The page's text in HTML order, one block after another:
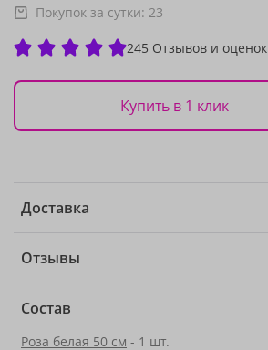
Покупок за сутки: 23
245 Отзывов и оценок
Купить в 1 клик
Доставка
Отзывы
Состав
Роза белая 50 см - 1 шт.